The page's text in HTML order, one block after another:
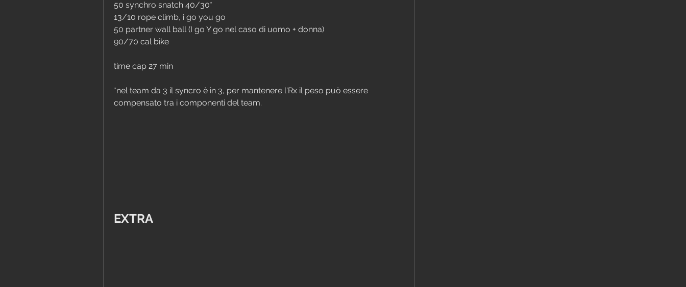
50 synchro snatch 40/30*
13/10 rope climb, i go you go
50 partner wall ball (I go Y go nel caso di uomo + donna)
90/70 cal bike
time cap 27 min
*nel team da 3 il syncro è in 3, per mantenere l'Rx il peso può essere
compensato tra i componenti del team.
EXTRA